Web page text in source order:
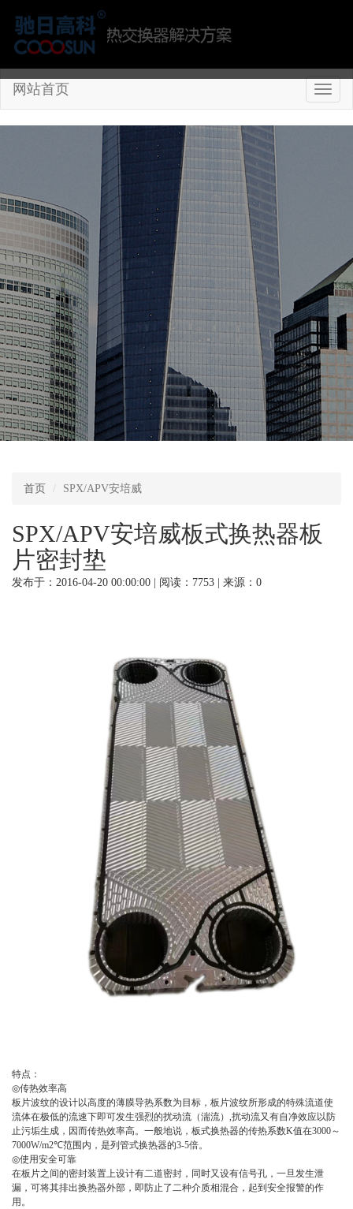
切
换
网站首页
首页 SPX/APV安培威
SPX/APV安培威板式换热器板
片密封垫
发布于：2016-04-20 00:00:00 | 阅读：7753 | 来源：0
特点：
◎传热效率高
板片波纹的设计以高度的薄膜导热系数为目标，板片波纹所形成的特殊流道使
流体在极低的流速下即可发生强烈的扰动流（湍流） ,扰动流又有自净效应以防
止污垢生成，因而传热效率高。一般地说，板式换热器的传热系数K值在3000～
7000W/m2℃范围内，是列管式换热器的3-5倍。
◎使用安全可靠
在板片之间的密封装置上设计有二道密封，同时又设有信号孔，一旦发生泄
漏，可将其排出换热器外部，即防止了二种介质相混合，起到安全报警的作
用。